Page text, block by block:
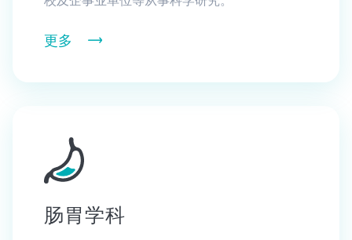
更多
肠胃学科